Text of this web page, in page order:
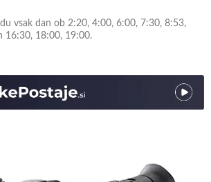
vsak dan ob 2:20, 4:00, 6:00, 7:30, 8:53,
16:30, 18:00, 19:00.